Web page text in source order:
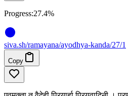
Progress:27.4%
siva.sh/ramayana/ayodhya-kanda/27/1
Copy